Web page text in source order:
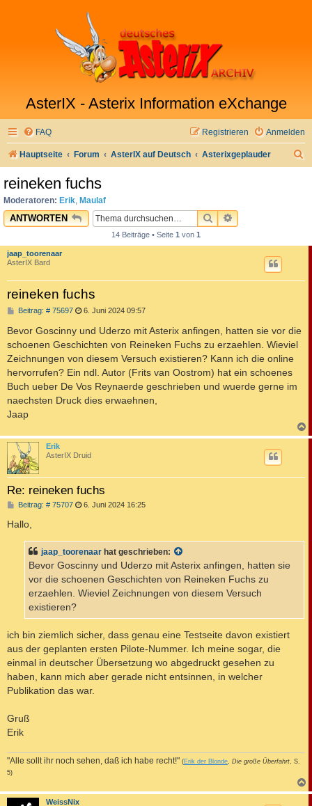
AsterIX - Asterix Information eXchange
FAQ Anmelden
Registrieren
Hauptseite Forum AsterIX auf Deutsch Asterixgeplauder
reineken fuchs
Moderatoren: Erik, Maulaf
ANTWORTEN SUCHEERWEITERTE
14 Beiträge • Seite 1 von 1
jaap_toorenaar
AsterIX Bard
reineken fuchs
Beitrag: # 75697B
i
t
r
g
6. Juni 2024 09:57
Bevor Goscinny und Uderzo mit Asterix anfingen, hatten sie vor die
schoenen Geschichten von Reineken Fuchs zu erzaehlen. Wieviel
Zeichnungen von diesem Versuch existieren? Kann ich die online
hervorrufen? Ein ndl. Autor (Frits van Oostrom) hat ein schoenes
Buch ueber De Vos Reynaerde geschrieben und wuerde gerne im
naechsten Druck dies erwaehnen,
Jaap
a
Erik
AsterIX Druid
Re: reineken fuchs
Beitrag: # 75707B
r
a
6. Juni 2024 16:25
Hallo,
jaap_toorenaar hat geschrieben:
Bevor Goscinny und Uderzo mit Asterix anfingen, hatten sie
vor die schoenen Geschichten von Reineken Fuchs zu
erzaehlen. Wieviel Zeichnungen von diesem Versuch
existieren?
ich bin ziemlich sicher, dass genau eine Testseite davon existiert
aus der geplanten ersten Pilote-Nummer. Ich meine sogar, die
einmal in deutscher Übersetzung wo abgedruckt gesehen zu
haben, kann mich aber gerade nicht entsinnen, in welcher
Publikation das war.
Gruß
Erik
"Alle sollt ihr noch sehen, daß ich habe recht!" (Erik der Blonde Die große Überfahrt , S.
5)
a
WeissNix